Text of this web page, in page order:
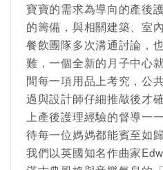
寶寶的需求為導向的產後
的籌備，與相關建築、室
餐飲團隊多次溝通討論，
難，一個全新的月子中心
間每一項用品上考究，公
過與設計師仔細推敲後才
上產後護理經驗的督導一
待每一位媽媽都能賓至如
我們以英國知名作曲家